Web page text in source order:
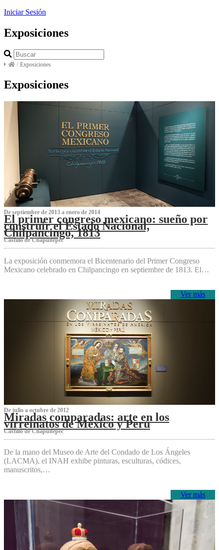
Iniciar Sesión
Exposiciones
/ Exposiciones
Exposiciones
De septiembre de 2013 a enero de 2014
El primer congreso mexicano: sueño por
construir el Estado Nacional,
Chilpancingo, 1813
Castillo de Chapultepec
La exposición conmemora el Bicentenario del Primer Congreso
Mexicano celebrado en Chilpancingo en septiembre de 1813. El…
Ver más
De julio a octubre de 2012
Miradas comparadas: arte en los
virreinatos de México y Perú
Castillo de Chapultepec
De la mano del Museo de Arte del Condado de Los Ángeles
(LACMA), el INAH exhibe pinturas, esculturas, códices,
manuscritos,…
Ver más